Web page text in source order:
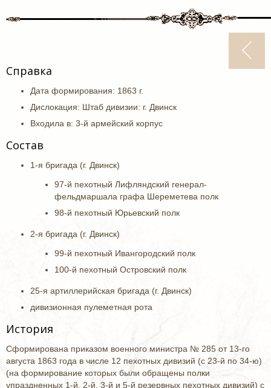
Справка
Дата формирования: 1863 г.
Дислокация: Штаб дивизии: г. Двинск
Входила в: 3-й армейский корпус
Состав
1-я бригада (г. Двинск)
97-й пехотный Лифляндский генерал-
фельдмаршала графа Шереметева полк
98-й пехотный Юрьевский полк
2-я бригада (г. Двинск)
99-й пехотный Ивангородский полк
100-й пехотный Островский полк
25-я артиллерийская бригада (г. Двинск)
дивизионная пулеметная рота
История
Сформирована приказом военного министра № 285 от 13-го
августа 1863 года в числе 12 пехотных дивизий (с 23-й по 34-ю)
(на формирование которых были обращены полки
упраздненных 1-й, 2-й, 3-й и 5-й резервных пехотных дивизий) с